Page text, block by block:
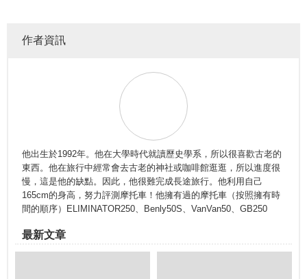
作者資訊
他出生於1992年。他在大學時代就讀歷史學系，所以很喜歡古老的
東西。他在旅行中經常會去古老的神社或咖啡館逛逛，所以進度很
慢，這是他的缺點。因此，他很難完成長途旅行。他利用自己
165cm的身高，努力評測摩托車！他擁有過的摩托車（按照擁有時
間的順序）ELIMINATOR250、Benly50S、VanVan50、GB250
最新文章